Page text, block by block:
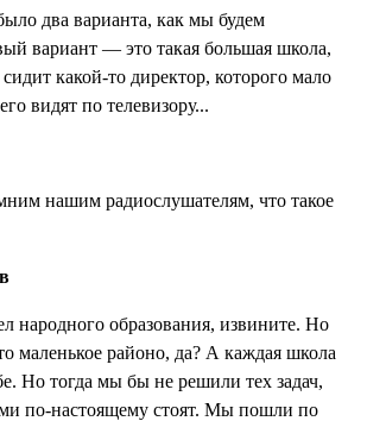
два варианта, как мы будем
вариант — это такая большая школа,
какой-то директор, которого мало
видят по телевизору...
нашим радиослушателям, что такое
народного образования, извините. Но
маленькое районо, да? А каждая школа
Но тогда мы бы не решили тех задач,
по-настоящему стоят. Мы пошли по